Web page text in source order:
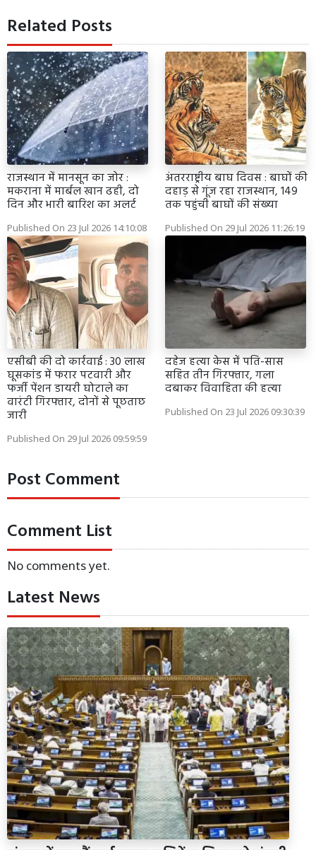
Related Posts
राजस्थान में मानसून का जोर :
मकराना में मार्बल खान ढही, दो
दिन और भारी बारिश का अलर्ट
Published On 23 Jul 2026 14:10:08
अंतरराष्ट्रीय बाघ दिवस : बाघों की
दहाड़ से गूंज रहा राजस्थान, 149
तक पहुंची बाघों की संख्या
Published On 29 Jul 2026 11:26:19
एसीबी की दो कार्रवाई : 30 लाख
घूसकांड में फरार पटवारी और
फर्जी पेंशन डायरी घोटाले का
वारंटी गिरफ्तार, दोनों से पूछताछ
जारी
Published On 29 Jul 2026 09:59:59
दहेज हत्या केस में पति-सास
सहित तीन गिरफ्तार, गला
दबाकर विवाहिता की हत्या
Published On 23 Jul 2026 09:30:39
Post Comment
Comment List
No comments yet.
Latest News